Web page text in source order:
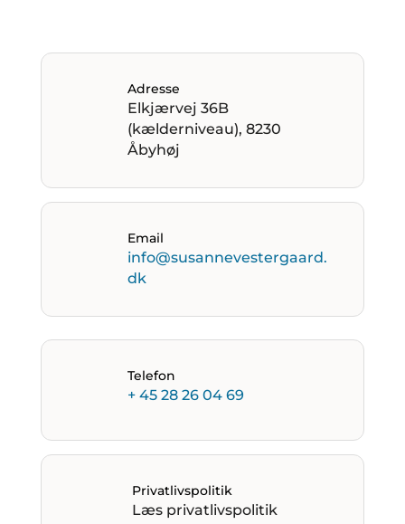
Adresse
Elkjærvej 36B
(kælderniveau), 8230
Åbyhøj
Email
info@susannevestergaard.
dk
Telefon
+ 45 28 26 04 69
Privatlivspolitik
Læs privatlivspolitik